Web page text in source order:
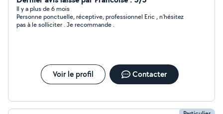
domaines du bricolage aménagement /jardinage/ panne
d électroménager ou autre. Mon savoir faire, mon
matériel et mon atelier sont là pour vous rendre la vie
Il y a plus de 6 mois
Personne ponctuelle, réceptive, professionnel Eric , n’hésitez
pas à le solliciter . Je recommande .
Voir le profil Contacter